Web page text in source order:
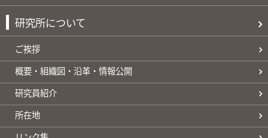
研究所について
ご挨拶
概要・組織図・沿革・情報公開
研究員紹介
所在地